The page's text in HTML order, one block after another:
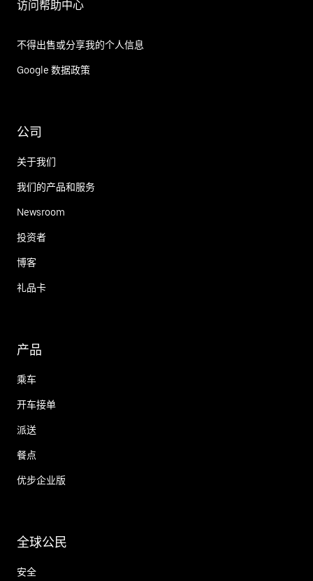
访问帮助中心
不得出售或分享我的个人信息
Google 数据政策
公司
关于我们
我们的产品和服务
Newsroom
投资者
博客
礼品卡
产品
乘车
开车接单
派送
餐点
优步企业版
全球公民
安全